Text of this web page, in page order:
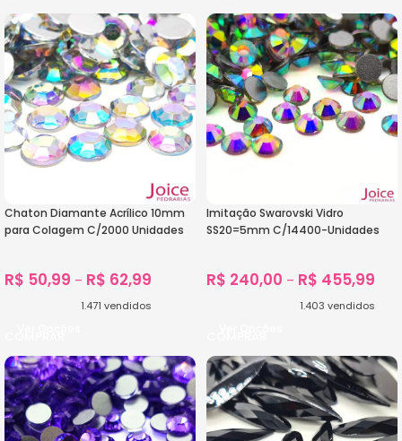
Chaton Diamante Acrílico 10mm
para Colagem C/2000 Unidades
R$ 50,99 – R$ 62,99
1.471 vendidos
Imitação Swarovski Vidro
SS20=5mm C/14400-Unidades
R$ 240,00 – R$ 455,99
1.403 vendidos